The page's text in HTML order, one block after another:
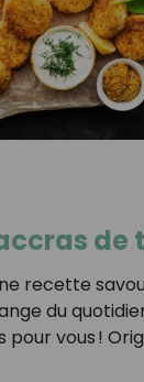
de
recette
du
vous !